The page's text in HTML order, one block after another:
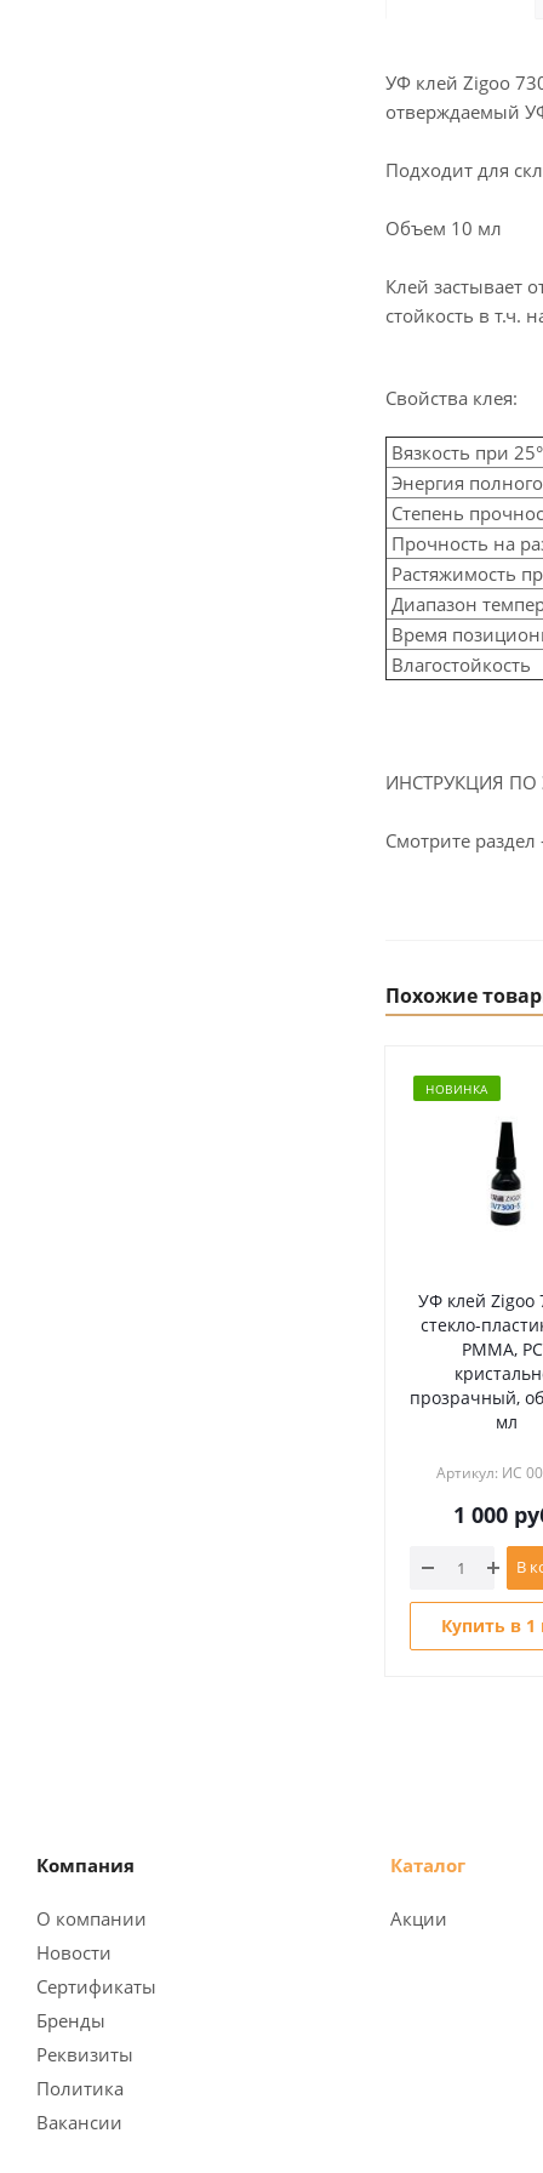
УФ клей Zigoo
отверждаемый
Подходит для
Объем 10 мл
Клей застывает
стойкость в т.ч.
Свойства клея:
Вязкость при
Энергия
Степень
Прочность на
Растяжимость
Диапазон
Время
Влагостойкость
ИНСТРУКЦИЯ ПО
Смотрите раздел
Похожие
НОВИНКА
УФ клей Zigoo
стекло-
PMMA,
прозрачный,
мл
Артикул: ИС
1 000
В
Купить в 1
Компания
О компании
Новости
Сертификаты
Бренды
Реквизиты
Политика
Вакансии
Каталог
Акции